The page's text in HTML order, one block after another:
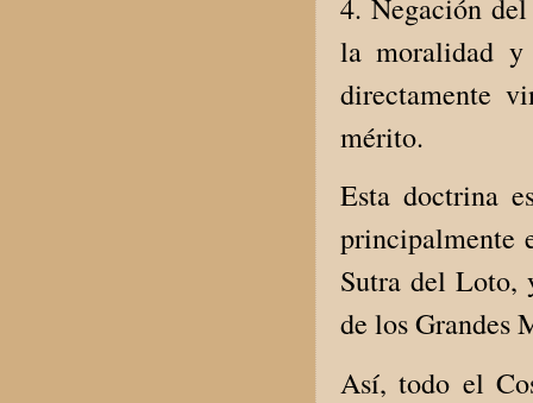
4. Negación
la moralidad y
directamente
mérito.
Esta doctrina
principalmente
Sutra del Loto,
de los Grandes
Así, todo el